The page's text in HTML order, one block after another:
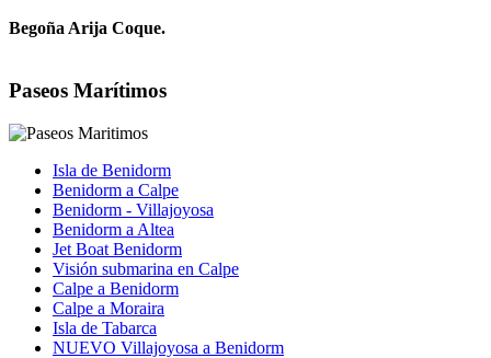
Begoña Arija Coque.
Paseos Marítimos
Isla de Benidorm
Benidorm a Calpe
Benidorm - Villajoyosa
Benidorm a Altea
Jet Boat Benidorm
Visión submarina en Calpe
Calpe a Benidorm
Calpe a Moraira
Isla de Tabarca
NUEVO Villajoyosa a Benidorm